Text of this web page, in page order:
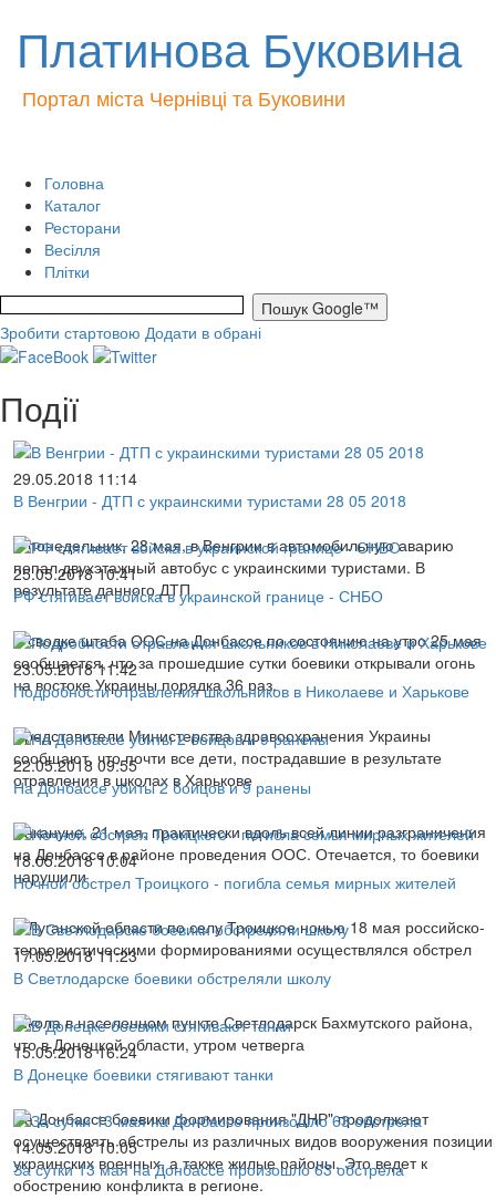
Платинова Буковина
Портал міста Чернівці та Буковини
Головна
Каталог
Ресторани
Весілля
Плітки
Зробити стартовою Додати в обрані
Події
29.05.2018 11:14
В Венгрии - ДТП с украинскими туристами 28 05 2018
В понедельник, 28 мая, в Венгрии в автомобильную аварию
попал двухэтажный автобус с украинскими туристами. В
результате данного ДТП
25.05.2018 10:41
РФ стягивает войска в украинской границе - СНБО
В сводке штаба ООС на Донбассе по состоянию на утро 25 мая
сообщается, что за прошедшие сутки боевики открывали огонь
на востоке Украины порядка 36 раз.
23.05.2018 11:42
Подробности отравления школьников в Николаеве и Харькове
Представители Министерства здравоохранения Украины
сообщают, что почти все дети, пострадавшие в результате
отравления в школах в Харькове
22.05.2018 09:55
На Донбассе убиты 2 бойцов и 9 ранены
Накануне, 21 мая, практически вдоль всей линии разграничения
на Донбассе в районе проведения ООС. Отечается, то боевики
нарушили
18.05.2018 10:04
Ночной обстрел Троицкого - погибла семья мирных жителей
В Луганской области по селу Троицкое ночью 18 мая российско-
террористическими формированиями осуществлялся обстрел
17.05.2018 11:23
В Светлодарске боевики обстреляли школу
Школа в населенном пункте Светлодарск Бахмутского района,
что в Донецкой области, утром четверга
15.05.2018 16:24
В Донецке боевики стягивают танки
На Донбассе боевики формирования "ДНР" продолжают
осуществлять обстрелы из различных видов вооружения позиции
украинских военных, а также жилые районы. Это ведет к
обострению конфликта в регионе.
14.05.2018 10:05
За сутки 13 мая на Донбассе произошло 63 обстрела